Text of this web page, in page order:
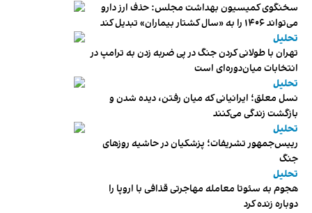
سخنگوی کمیسیون بهداشت مجلس: حذف ارز دارو
می‌تواند ۱۴۰۶ را به «سال کشتار بیماران» تبدیل کند
تحلیل
تهران با طولانی کردن جنگ در پی ضربه زدن به ترامپ در
انتخابات میان‌دوره‌ای است
تحلیل
نسل معلق؛ ایرانیانی که میان رفتن، دیده شدن و
بازگشت زندگی می‌کنند
تحلیل
رییس‌جمهور تشریفات؛ پزشکیان در حاشیه روزهای
جنگ
تحلیل
هجوم به سئوتا معامله مهاجرتی قذافی با اروپا را
دوباره زنده کرد